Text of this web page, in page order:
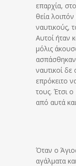
επαρχία,
θεία
ναυτικούς,
Αυτοί ήταν
μόλις
ασπάσθηκαν
ναυτικοί δε
επρόκειτο
τους. Έτσι ο
από αυτά
Όταν ο
αγάλματα